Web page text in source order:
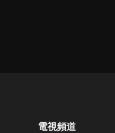
電視頻道